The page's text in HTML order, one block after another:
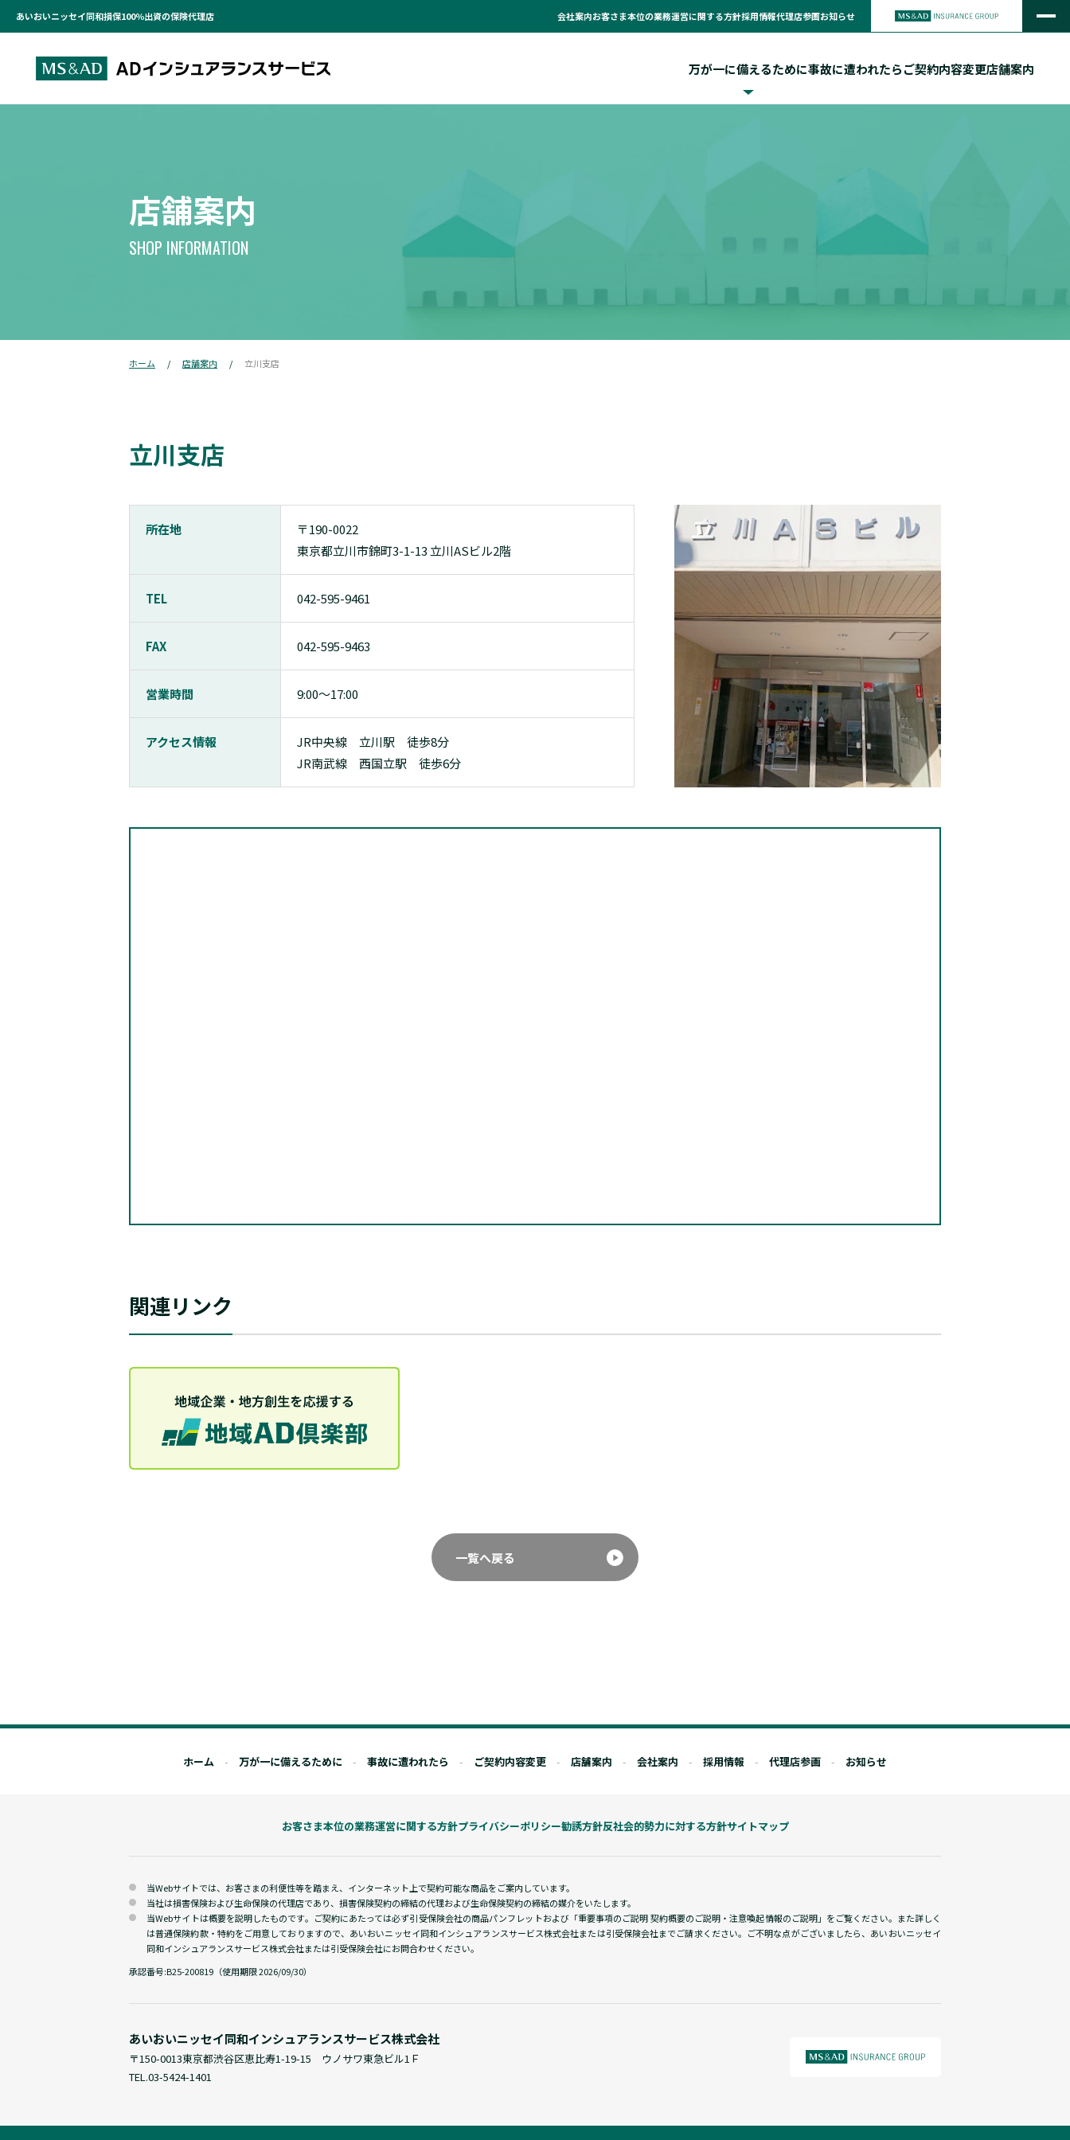
あいおいニッセイ同和損保100％出資の保険代理店 会社案内お客さま本位の業務運営に関する方針採用情報代理店参画お知らせ
万が一に備えるために事故に遭われたらご契約内容変更店舗案内
店舗案内
SHOP INFORMATION
ホーム 店舗案内 立川支店
立川支店
所在地
〒190-0022
東京都立川市錦町3-1-13 立川ASビル2階
TEL 042-595-9461
FAX 042-595-9463
営業時間 9:00〜17:00
アクセス情報
JR中央線 立川駅 徒歩8分
JR南武線 西国立駅 徒歩6分
関連リンク
一覧へ戻る
ホーム 万が一に備えるために 事故に遭われたら ご契約内容変更 店舗案内 会社案内 採用情報 代理店参画 お知らせ
お客さま本位の業務運営に関する方針プライバシーポリシー勧誘方針反社会的勢力に対する方針サイトマップ
当Webサイトでは、お客さまの利便性等を踏まえ、インターネット上で契約可能な商品をご案内しています。
当社は損害保険および生命保険の代理店であり、損害保険契約の締結の代理および生命保険契約の締結の媒介をいたします。
当Webサイトは概要を説明したものです。ご契約にあたっては必ず引受保険会社の商品パンフレットおよび「重要事項のご説明 契約概要のご説明・注意喚起情報のご説明」をご覧ください。また詳しく
は普通保険約款・特約をご用意しておりますので、あいおいニッセイ同和インシュアランスサービス株式会社または引受保険会社までご請求ください。ご不明な点がございましたら、あいおいニッセイ
同和インシュアランスサービス株式会社または引受保険会社にお問合わせください。
承認番号:B25-200819（使用期限 2026/09/30）
あいおいニッセイ同和インシュアランスサービス株式会社
〒150-0013東京都渋谷区恵比寿1-19-15 ウノサワ東急ビル1Ｆ
TEL.03-5424-1401